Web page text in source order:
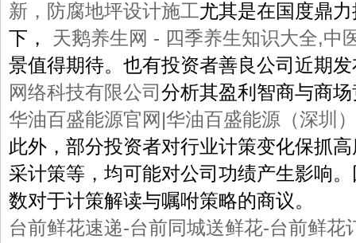
新，防腐地坪设计施工尤其是在国度鼎
下， 天鹅养生网 - 四季养生知识大全,中
景值得期待。也有投资者善良公司近期
网络科技有限公司 分析其盈利智商与商
华油百盛能源官网|华油百盛能源（深圳
此外，部分投资者对行业计策变化保抓
采计策等，均可能对公司功绩产生影响
数对于计策解读与嘱咐策略的商议。
台前鲜花速递-台前同城送鲜花-台前鲜花